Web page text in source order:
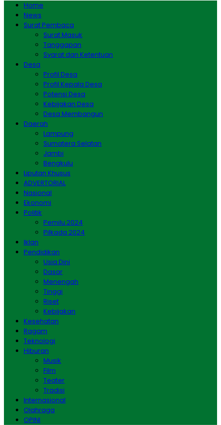
Home
News
Surat Pembaca
Surat Masuk
Tanggapan
Syarat dan Ketentuan
Desa
Profil Desa
Profil Kepala Desa
Potensi Desa
Kebijakan Desa
Desa Membangun
Daerah
Lampung
Sumatera Selatan
Jambi
Bengkulu
Liputan Khusus
ADVERTORIAL
Nasional
Ekonomi
Politik
Pemilu 2024
Pilkada 2024
Iklan
Pendidikan
Usia Dini
Dasar
Menengah
Tinggi
Riset
Kebijakan
Kesehatan
Ragam
Teknologi
Hiburan
Musik
Film
Teater
Tradisi
Internasional
Olahraga
OPINI